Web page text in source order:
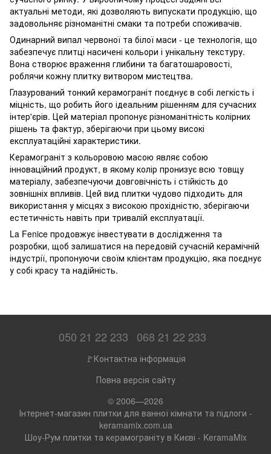
актуальні методи, які дозволяють випускати продукцію, що
задовольняє різноманітні смаки та потреби споживачів.
Одинарний випал червоної та білої маси - це технологія, що
забезпечує плитці насичені кольори і унікальну текстуру.
Вона створює враження глибини та багатошаровості,
роблячи кожну плитку витвором мистецтва.
Глазурований тонкий керамограніт поєднує в собі легкість і
міцність, що робить його ідеальним рішенням для сучасних
інтер'єрів. Цей матеріал пропонує різноманітність колірних
рішень та фактур, зберігаючи при цьому високі
експлуатаційні характеристики.
Керамограніт з кольоровою масою являє собою
інноваційний продукт, в якому колір пронизує всю товщу
матеріалу, забезпечуючи довговічність і стійкість до
зовнішніх впливів. Цей вид плитки чудово підходить для
використання у місцях з високою прохідністю, зберігаючи
естетичність навіть при тривалій експлуатації.
La Fenice продовжує інвестувати в дослідження та
розробки, щоб залишатися на передовій сучасній керамічній
індустрії, пропонуючи своїм клієнтам продукцію, яка поєднує
у собі красу та надійність.
050 21 22 233 068 21 22 233
🚩Контактна інформація
Повна версія сайту
© 2006—2026
Інтернет-магазин плитки для ванної кімнати та підлоги -
keramamix.com.ua
Шоу-Рум плитки та керамограніту в Києві - KeramaMix